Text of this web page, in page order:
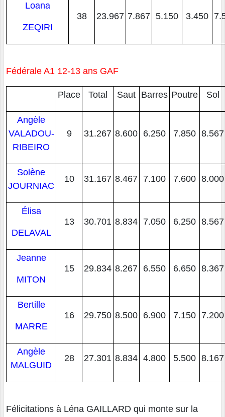
Loana
ZEQIRI
38 23.967 7.867 5.150 3.450
Fédérale A1 12-13 ans GAF
Place Total Saut Barres Poutre Sol
Angèle
VALADOU-
RIBEIRO
9 31.267 8.600 6.250 7.850 8.567
Solène
JOURNIAC
10 31.167 8.467 7.100 7.600 8.000
Élisa
DELAVAL
13 30.701 8.834 7.050 6.250 8.567
Jeanne
MITON
15 29.834 8.267 6.550 6.650 8.367
Bertille
MARRE
16 29.750 8.500 6.900 7.150 7.200
Angèle
MALGUID
28 27.301 8.834 4.800 5.500 8.167
Félicitations à Léna GAILLARD qui monte sur la